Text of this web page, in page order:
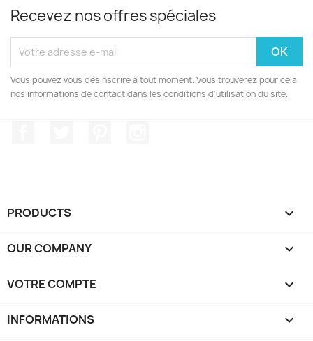
Recevez nos offres spéciales
Vous pouvez vous désinscrire à tout moment. Vous trouverez pour cela
nos informations de contact dans les conditions d'utilisation du site.
PRODUCTS 
OUR COMPANY 
VOTRE COMPTE 
INFORMATIONS keyboard_arrow_down